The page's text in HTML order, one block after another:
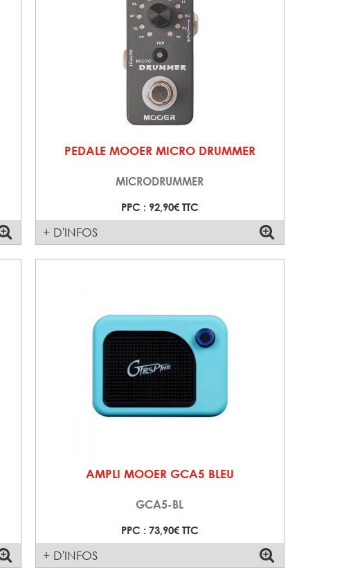
PEDALE MOOER MICRO DRUMMER
MICRODRUMMER
PPC : 92,90€ TTC
+ D'INFOS
AMPLI MOOER GCA5 BLEU
GCA5-BL
PPC : 73,90€ TTC
+ D'INFOS